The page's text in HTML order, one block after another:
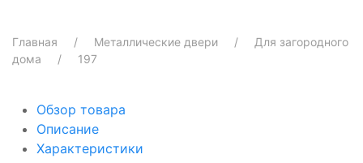
Главная Металлические двери
Для загородного
дома
197
Обзор товара
Описание
Характеристики